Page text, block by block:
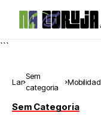
```
Lar
Sem
categoria
Sem Categoria